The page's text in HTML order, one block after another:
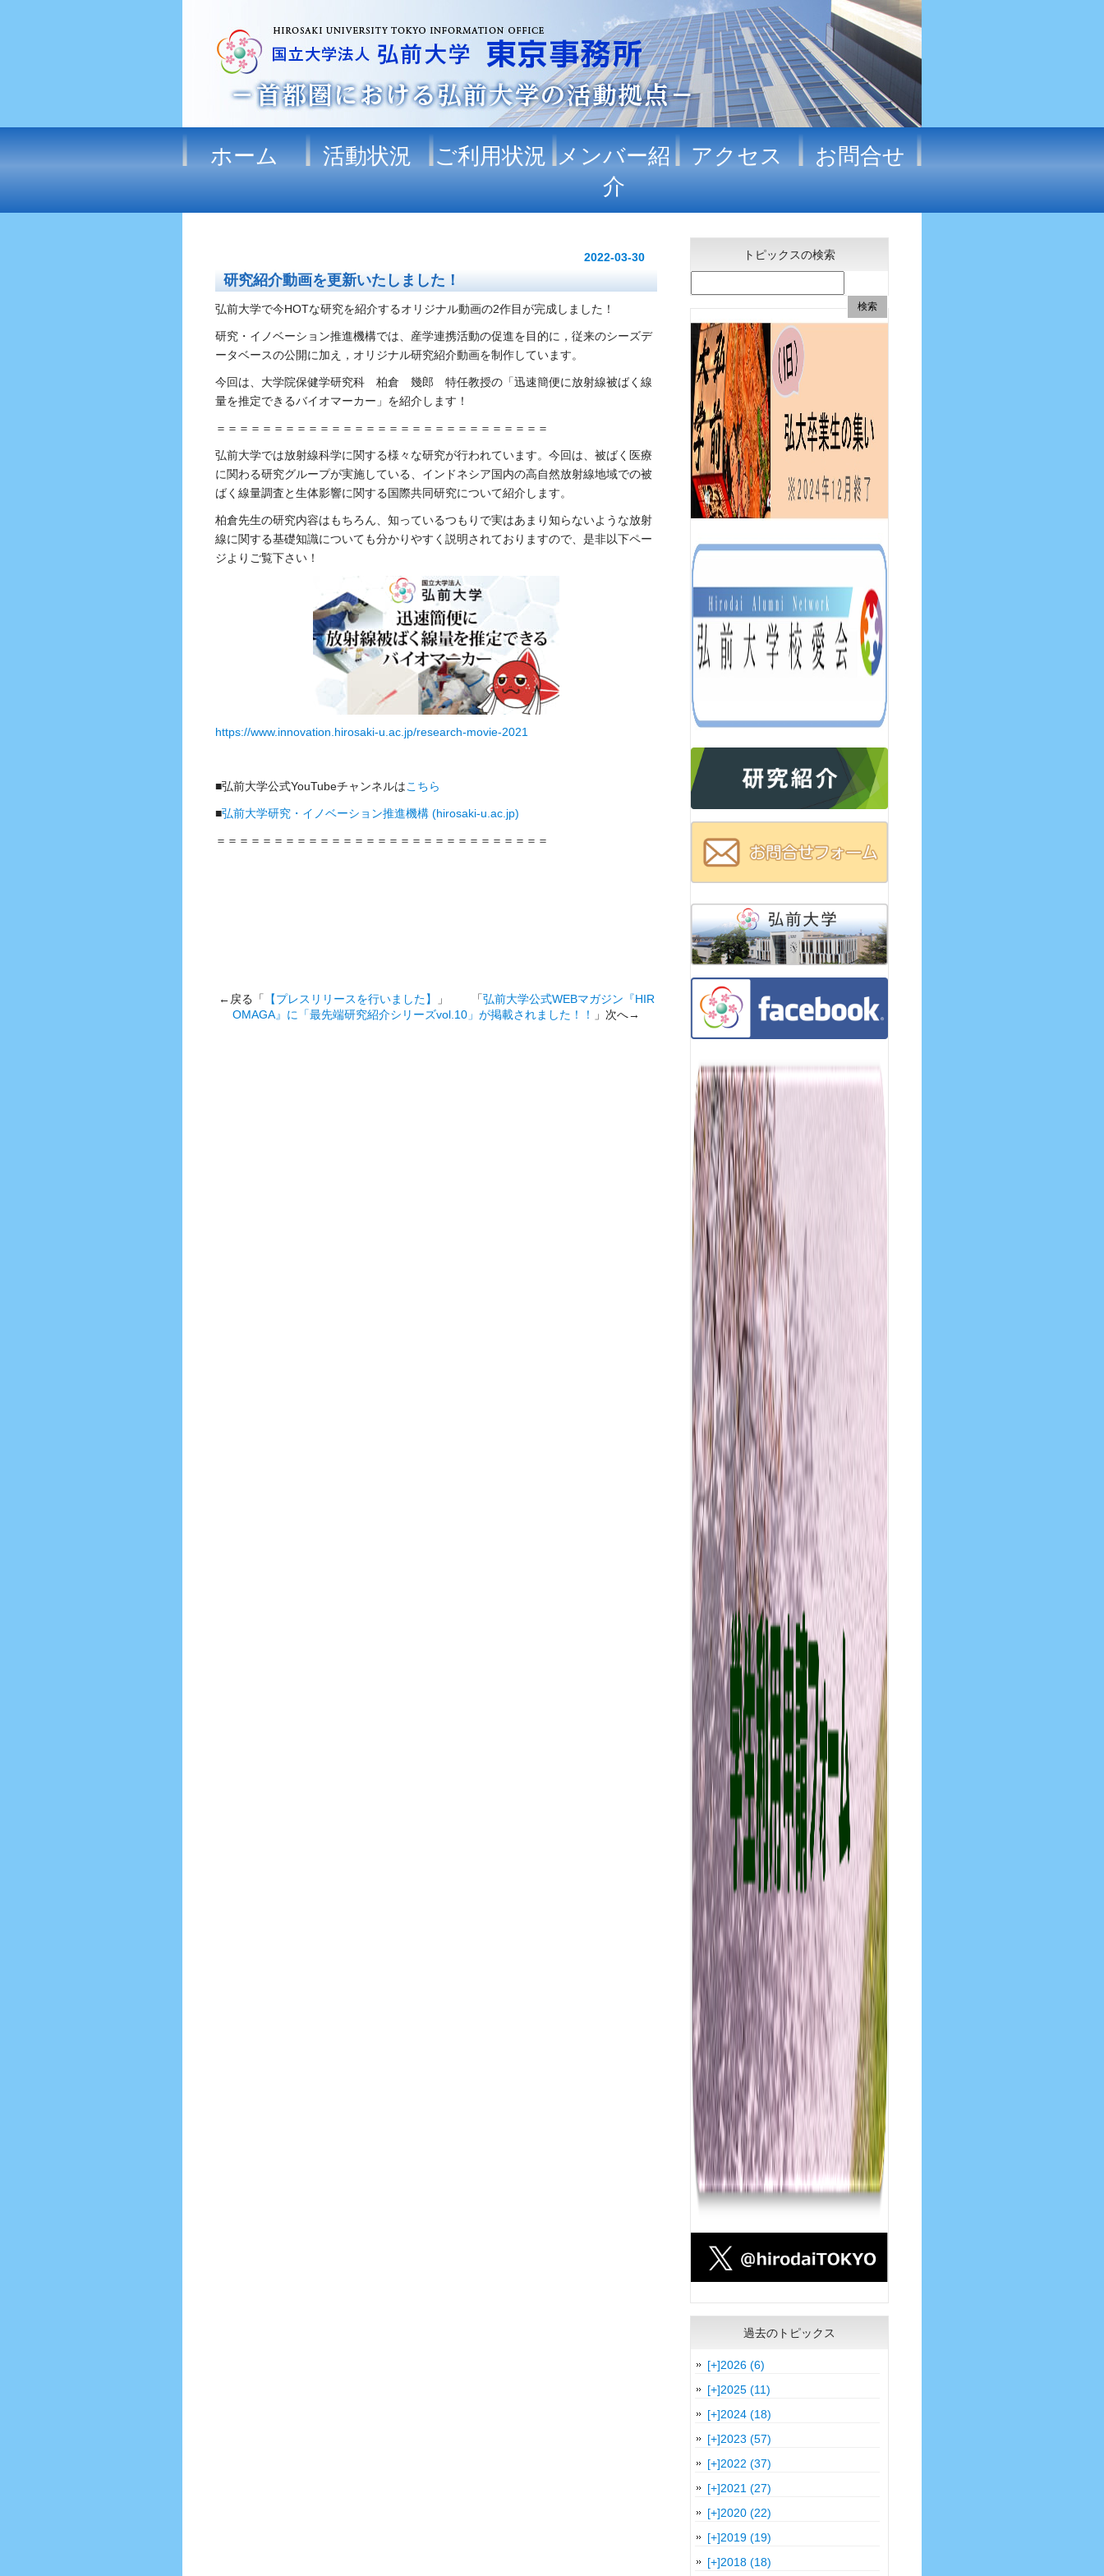
ホーム 活動状況 ご利用状況 メンバー紹
介
アクセス お問合せ
2022-03-30
研究紹介動画を更新いたしました！
弘前大学で今HOTな研究を紹介するオリジナル動画の2作目が完成しました！
研究・イノベーション推進機構では、産学連携活動の促進を目的に，従来のシーズデ
ータベースの公開に加え，オリジナル研究紹介動画を制作しています。
今回は、大学院保健学研究科 柏倉 幾郎 特任教授の「迅速簡便に放射線被ばく線
量を推定できるバイオマーカー」を紹介します！
＝＝＝＝＝＝＝＝＝＝＝＝＝＝＝＝＝＝＝＝＝＝＝＝＝＝＝＝＝
弘前大学では放射線科学に関する様々な研究が行われています。今回は、被ばく医療
に関わる研究グループが実施している、インドネシア国内の高自然放射線地域での被
ばく線量調査と生体影響に関する国際共同研究について紹介します。
柏倉先生の研究内容はもちろん、知っているつもりで実はあまり知らないような放射
線に関する基礎知識についても分かりやすく説明されておりますので、是非以下ペー
ジよりご覧下さい！
https://www.innovation.hirosaki-u.ac.jp/research-movie-2021
■弘前大学公式YouTubeチャンネルはこちら
■弘前大学研究・イノベーション推進機構 (hirosaki-u.ac.jp)
＝＝＝＝＝＝＝＝＝＝＝＝＝＝＝＝＝＝＝＝＝＝＝＝＝＝＝＝＝
←戻る「 【プレスリリースを行いました】 」 「弘前大学公式WEBマガジン『HIR
OMAGA』に「最先端研究紹介シリーズvol.10」が掲載されました！！
」次へ→
トピックスの検索
過去のトピックス
[+]2026 (6)
[+]2025 (11)
[+]2024 (18)
[+]2023 (57)
[+]2022 (37)
[+]2021 (27)
[+]2020 (22)
[+]2019 (19)
[+]2018 (18)